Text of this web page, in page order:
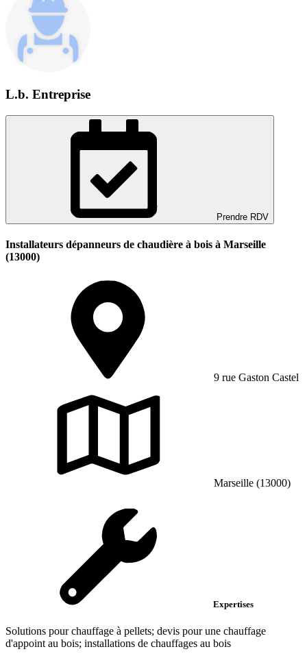
L.b. Entreprise
Prendre RDV
Installateurs dépanneurs de chaudière à bois à Marseille
(13000)
9 rue Gaston Castel
Marseille (13000)
Expertises
Solutions pour chauffage à pellets; devis pour une chauffage
d'appoint au bois; installations de chauffages au bois